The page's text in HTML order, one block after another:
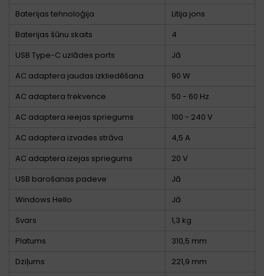
Baterijas tehnoloģija
Litija jons
Baterijas šūnu skaits
4
USB Type-C uzlādes ports
Jā
AC adaptera jaudas izkliedēšana
90 W
AC adaptera frekvence
50 - 60 Hz
AC adaptera ieejas spriegums
100 - 240 V
AC adaptera izvades strāva
4,5 A
AC adaptera izejas spriegums
20 V
USB barošanas padeve
Jā
Windows Hello
Jā
Svars
1,3 kg
Platums
310,5 mm
Dziļums
221,9 mm